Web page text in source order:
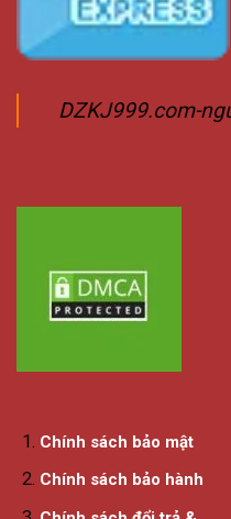
DZKJ999.com-
Chính sách bảo mật
Chính sách bảo hành